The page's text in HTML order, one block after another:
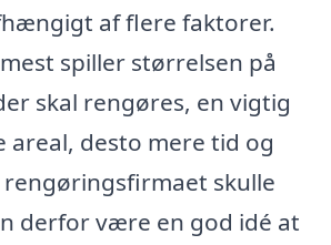
af flere faktorer.
spiller størrelsen på
skal rengøres, en vigtig
areal, desto mere tid og
skulle
derfor være en god idé at